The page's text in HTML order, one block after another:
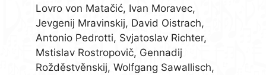
Lovro von Matačić, Ivan Moravec,
Jevgenij Mravinskij, David Oistrach,
Antonio Pedrotti, Svjatoslav Richter,
Mstislav Rostropovič, Gennadij
Rožděstvěnskij, Wolfgang Sawallisch,